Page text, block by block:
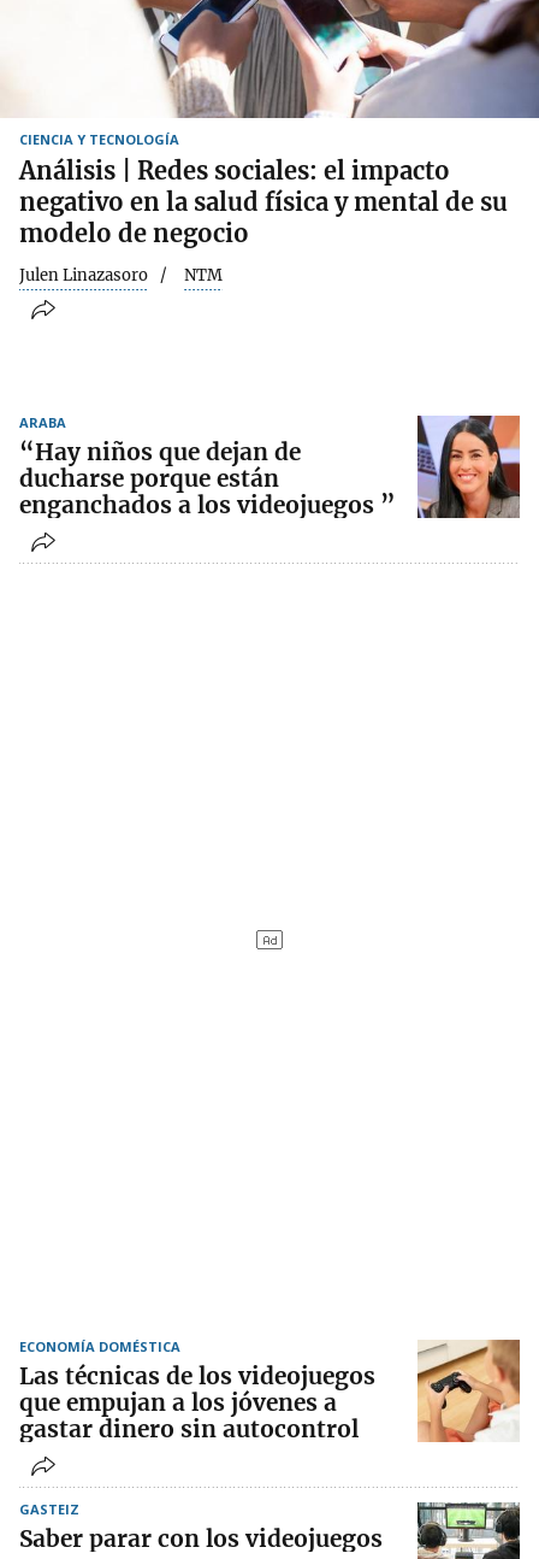
CIENCIA Y TECNOLOGÍA
Análisis | Redes sociales: el impacto
negativo en la salud física y mental de su
modelo de negocio
Julen Linazasoro NTM
ARABA
“Hay niños que dejan de
ducharse porque están
enganchados a los videojuegos ”
ECONOMÍA DOMÉSTICA
Las técnicas de los videojuegos
que empujan a los jóvenes a
gastar dinero sin autocontrol
GASTEIZ
Saber parar con los videojuegos